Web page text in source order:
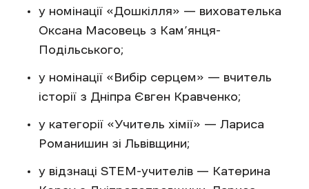
у номінації «Дошкілля» — вихователька
Оксана Масовець з Кам’янця-
Подільського;
у номінації «Вибір серцем» — вчитель
історії з Дніпра Євген Кравченко;
у категорії «Учитель хімії» — Лариса
Романишин зі Львівщини;
у відзнаці STEM-учителів — Катерина